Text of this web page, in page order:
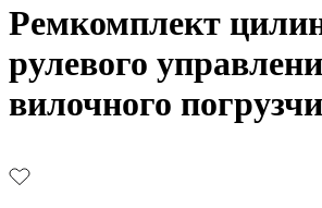
Ремкомплект
рулевого
вилочного